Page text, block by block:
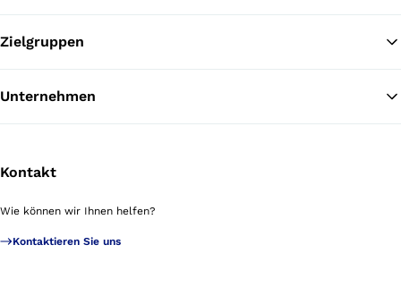
Zielgruppen
Unternehmen
Kontakt
Wie können wir Ihnen helfen?
Kontaktieren Sie uns